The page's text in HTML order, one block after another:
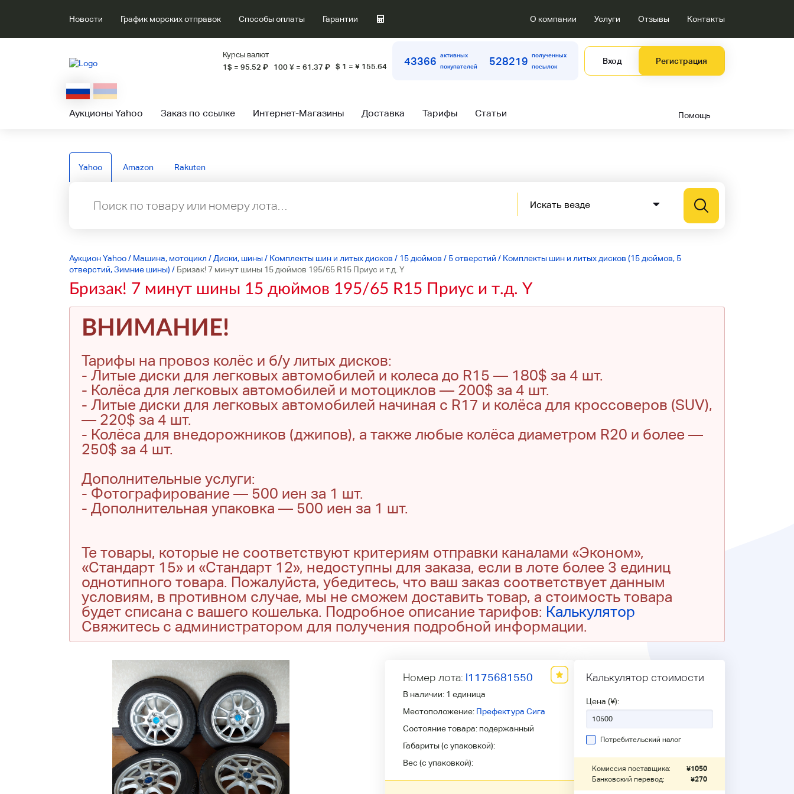
Новости График морских отправок Способы оплаты Гарантии О компании Услуги Отзывы Контакты
Курсы валют
1$ = 95.52 ₽ 100 ¥ = 61.37 ₽ $ 1 = ¥ 155.64 43366
активных
покупателей
528219
полученных
посылок
Вход Регистрация
Аукционы Yahoo Заказ по ссылке Интернет-Магазины Доставка Тарифы Статьи Помощь
Yahoo Amazon Rakuten
Аукцион Yahoo/ Машина, мотоцикл / Диски, шины/ Комплекты шин и литых дисков / 15 дюймов / 5 отверстий / Комплекты шин и литых дисков (15 дюймов, 5
отверстий, Зимние шины) / Бризак! 7 минут шины 15 дюймов 195/65 R15 Приус и т.д. Y
Бризак! 7 минут шины 15 дюймов 195/65 R15 Приус и т.д. Y
ВНИМАНИЕ!
Тарифы на провоз колёс и б/у литых дисков:
- Литые диски для легковых автомобилей и колеса до R15 — 180$ за 4 шт.
- Колёса для легковых автомобилей и мотоциклов — 200$ за 4 шт.
- Литые диски для легковых автомобилей начиная с R17 и колёса для кроссоверов (SUV),
— 220$ за 4 шт.
- Колёса для внедорожников (джипов), а также любые колёса диаметром R20 и более —
250$ за 4 шт.
Дополнительные услуги:
- Фотографирование — 500 иен за 1 шт.
- Дополнительная упаковка — 500 иен за 1 шт.
Те товары, которые не соответствуют критериям отправки каналами «Эконом»,
«Стандарт 15» и «Стандарт 12», недоступны для заказа, если в лоте более 3 единиц
однотипного товара. Пожалуйста, убедитесь, что ваш заказ соответствует данным
условиям, в противном случае, мы не сможем доставить товар, а стоимость товара
будет списана с вашего кошелька. Подробное описание тарифов: Калькулятор
Свяжитесь с администратором для получения подробной информации.
Номер лота: l1175681550
В наличии: 1 единица
Местоположение: Префектура Сига
Состояние товара: подержанный
Габариты (с упаковкой):
Вес (с упаковкой):
Калькулятор стоимости
Цена (¥):
Потребительский налог
Комиссия поставщика: ¥1050
Банковский перевод:
¥270